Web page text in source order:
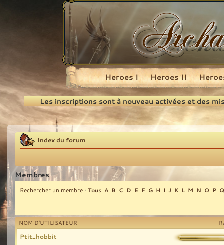
Recherche
Heroes I Heroes II
Les inscriptions sont à nouveau activées et des
Index du forum
Membres
Rechercher un membre • Tous A B C D E F G H I J K L M N O P Q
NOM D’UTILISATEUR
Ptit_hobbit